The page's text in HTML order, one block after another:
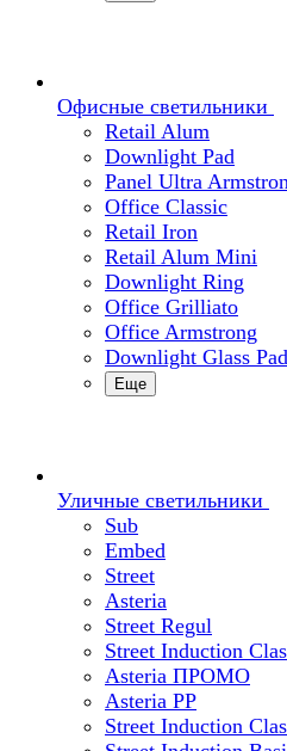
Офисные светильники
Retail Alum
Downlight Pad
Panel Ultra
Office Classic
Retail Iron
Retail Alum Mini
Downlight Ring
Office Grilliato
Office Armstrong
Downlight Glass Pad
Еще
Уличные светильники
Sub
Embed
Street
Asteria
Street Regul
Street Induction
Asteria ПРОМО
Asteria PP
Street Induction